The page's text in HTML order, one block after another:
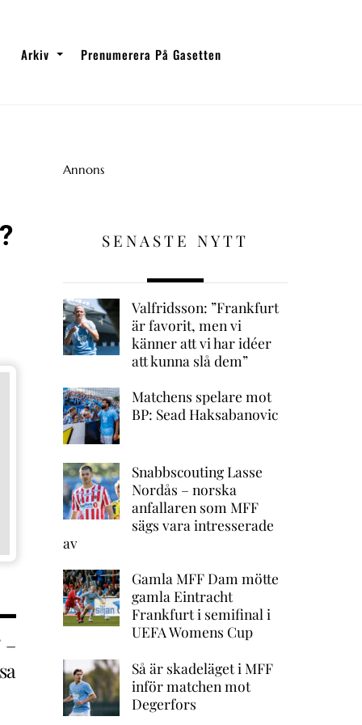
Arkiv Prenumerera På Gasetten
–
Annons
SENASTE NYTT
Valfridsson: ”Frankfurt
är favorit, men vi
känner att vi har idéer
att kunna slå dem”
Matchens spelare mot
BP: Sead Haksabanovic
Snabbscouting Lasse
Nordås – norska
anfallaren som MFF
sägs vara intresserade
av
Gamla MFF Dam mötte
gamla Eintracht
Frankfurt i semifinal i
UEFA Womens Cup
Så är skadeläget i MFF
inför matchen mot
Degerfors